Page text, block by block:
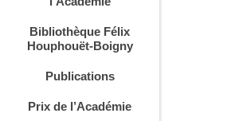
Bibliothèque Félix
Houphouët-Boigny
Publications
Prix de l’Académie